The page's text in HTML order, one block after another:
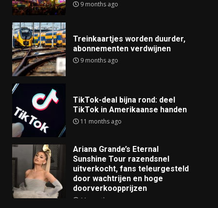
9 months ago
Treinkaartjes worden duurder,
abonnementen verdwijnen
9 months ago
TikTok-deal bijna rond: deel
TikTok in Amerikaanse handen
11 months ago
Ariana Grande’s Eternal
Sunshine Tour razendsnel
uitverkocht, fans teleurgesteld
door wachtrijen en hoge
doorverkoopprijzen
11 months ago